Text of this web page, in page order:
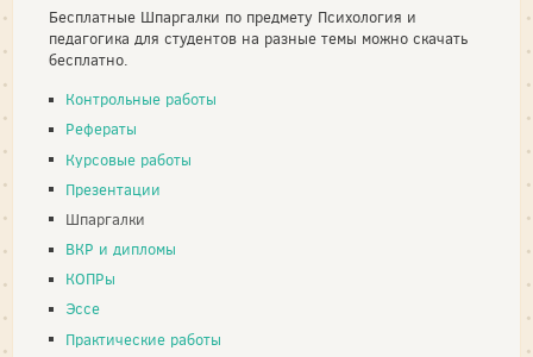
Бесплатные Шпаргалки по предмету Психология и
педагогика для студентов на разные темы можно скачать
бесплатно.
Контрольные работы
Рефераты
Курсовые работы
Презентации
Шпаргалки
ВКР и дипломы
КОПРы
Эссе
Практические работы